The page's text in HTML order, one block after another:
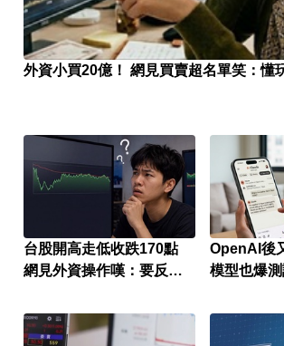
外資小買20億！ 網見買賣超名單笑：懂
台股開高走低收跌170點
網見外資操作嘆：要反轉
OpenAI後
模型也爆